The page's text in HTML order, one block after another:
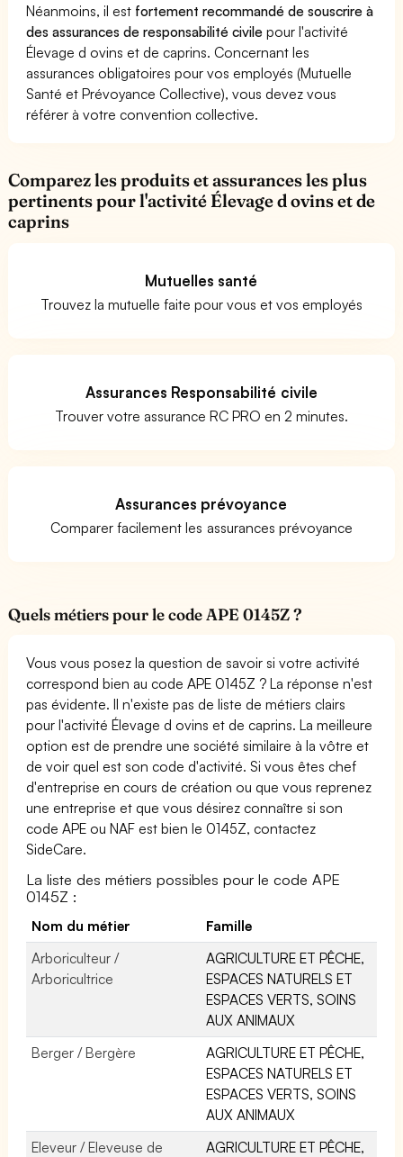
Néanmoins, il est fortement recommandé de souscrire à
des assurances de responsabilité civile pour l'activité
Élevage d ovins et de caprins. Concernant les
assurances obligatoires pour vos employés (Mutuelle
Santé et Prévoyance Collective), vous devez vous
référer à votre convention collective.
Comparez les produits et assurances les plus
pertinents pour l'activité Élevage d ovins et de
caprins
Mutuelles santé
Trouvez la mutuelle faite pour vous et vos employés
Assurances Responsabilité civile
Trouver votre assurance RC PRO en 2 minutes.
Assurances prévoyance
Comparer facilement les assurances prévoyance
Quels métiers pour le code APE 0145Z ?
Vous vous posez la question de savoir si votre activité
correspond bien au code APE 0145Z ? La réponse n'est
pas évidente. Il n'existe pas de liste de métiers clairs
pour l'activité Élevage d ovins et de caprins. La meilleure
option est de prendre une société similaire à la vôtre et
de voir quel est son code d'activité. Si vous êtes chef
d'entreprise en cours de création ou que vous reprenez
une entreprise et que vous désirez connaître si son
code APE ou NAF est bien le 0145Z, contactez
SideCare.
La liste des métiers possibles pour le code APE
0145Z :
Nom du métier
Famille
Arboriculteur /
Arboricultrice
AGRICULTURE ET PÊCHE,
ESPACES NATURELS ET
ESPACES VERTS, SOINS
AUX ANIMAUX
Berger / Bergère
AGRICULTURE ET PÊCHE,
ESPACES NATURELS ET
ESPACES VERTS, SOINS
AUX ANIMAUX
Eleveur / Eleveuse de
AGRICULTURE ET PÊCHE,